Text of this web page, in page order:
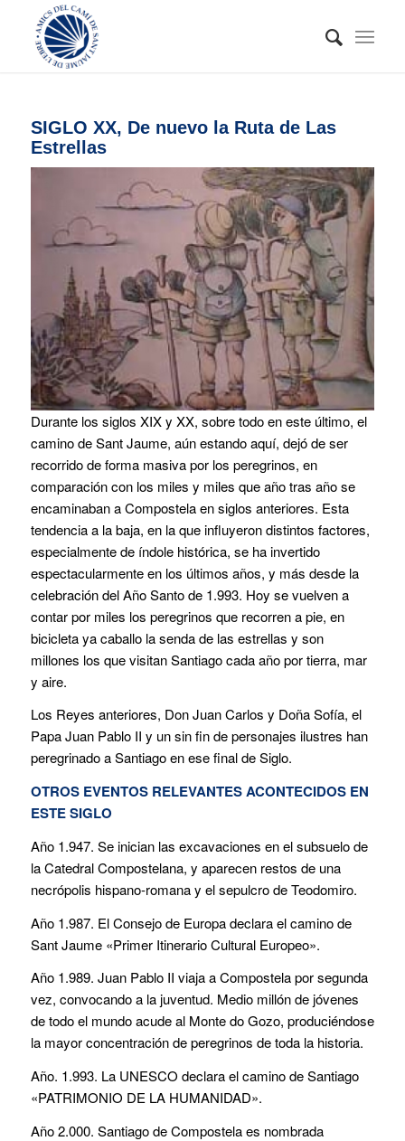
SIGLO XX, De nuevo la Ruta de Las
Estrellas
Durante los siglos XIX y XX, sobre todo en este último, el
camino de Sant Jaume, aún estando aquí, dejó de ser
recorrido de forma masiva por los peregrinos, en
comparación con los miles y miles que año tras año se
encaminaban a Compostela en siglos anteriores. Esta
tendencia a la baja, en la que influyeron distintos factores,
especialmente de índole histórica, se ha invertido
espectacularmente en los últimos años, y más desde la
celebración del Año Santo de 1.993. Hoy se vuelven a
contar por miles los peregrinos que recorren a pie, en
bicicleta ya caballo la senda de las estrellas y son
millones los que visitan Santiago cada año por tierra, mar
y aire.
Los Reyes anteriores, Don Juan Carlos y Doña Sofía, el
Papa Juan Pablo II y un sin fin de personajes ilustres han
peregrinado a Santiago en ese final de Siglo.
OTROS EVENTOS RELEVANTES ACONTECIDOS EN
ESTE SIGLO
Año 1.947. Se inician las excavaciones en el subsuelo de
la Catedral Compostelana, y aparecen restos de una
necrópolis hispano-romana y el sepulcro de Teodomiro.
Año 1.987. El Consejo de Europa declara el camino de
Sant Jaume «Primer Itinerario Cultural Europeo».
Año 1.989. Juan Pablo II viaja a Compostela por segunda
vez, convocando a la juventud. Medio millón de jóvenes
de todo el mundo acude al Monte do Gozo, produciéndose
la mayor concentración de peregrinos de toda la historia.
Año. 1.993. La UNESCO declara el camino de Santiago
«PATRIMONIO DE LA HUMANIDAD».
Año 2.000. Santiago de Compostela es nombrada